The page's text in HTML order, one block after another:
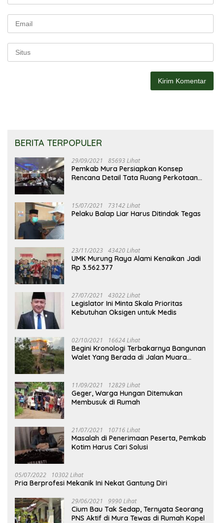
BERITA TERPOPULER
29/09/2021 85693 Lihat
Pemkab Mura Persiapkan Konsep
Rencana Detail Tata Ruang Perkotaan
15/07/2021 73142 Lihat
Pelaku Balap Liar Harus Ditindak Tegas
23/11/2023 43420 Lihat
UMK Murung Raya Alami Kenaikan Jadi
Rp 3.562.377
27/07/2021 43022 Lihat
Legislator Ini Minta Skala Prioritas
Kebutuhan Oksigen untuk Medis
02/10/2021 16624 Lihat
Begini Kronologi Terbakarnya Bangunan
Walet Yang Berada di Jalan Muara
11/09/2021 12829 Lihat
Geger, Warga Hungan Ditemukan
Membusuk di Rumah
21/07/2021 10716 Lihat
Masalah di Penerimaan Peserta, Pemkab
Kotim Harus Cari Solusi
05/07/2022 10302 Lihat
Pria Berprofesi Mekanik Ini Nekat Gantung Diri
29/06/2021 9990 Lihat
Cium Bau Tak Sedap, Ternyata Seorang
PNS Aktif di Mura Tewas di Rumah Kopel